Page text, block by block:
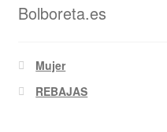
Bolboreta.es
Mujer
REBAJAS